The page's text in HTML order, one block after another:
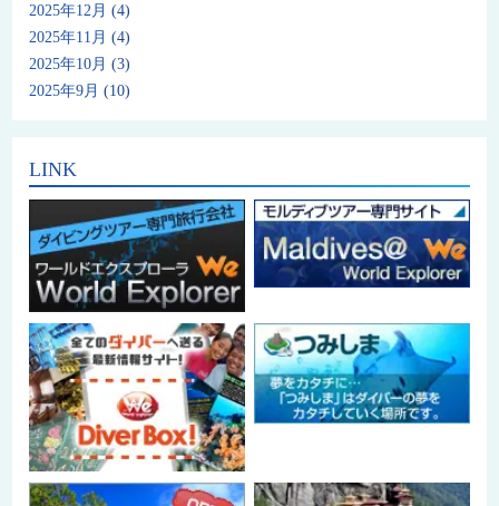
2025年12月 (4)
2025年11月 (4)
2025年10月 (3)
2025年9月 (10)
LINK